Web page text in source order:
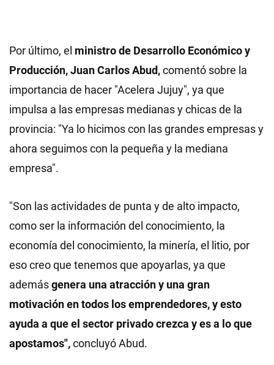
Por último, el ministro de Desarrollo Económico y
Producción, Juan Carlos Abud,comentó sobre la
importancia de hacer "Acelera Jujuy", ya que
impulsa a las empresas medianas y chicas de la
provincia: "Ya lo hicimos con las grandes empresas y
ahora seguimos con la pequeña y la mediana
empresa".
"Son las actividades de punta y de alto impacto,
como ser la información del conocimiento, la
economía del conocimiento, la minería, el litio, por
eso creo que tenemos que apoyarlas, ya que
ademásgenera una atracción y una gran
motivación en todos los emprendedores, y esto
ayuda a que el sector privado crezca y es a lo que
apostamos",concluyó Abud.